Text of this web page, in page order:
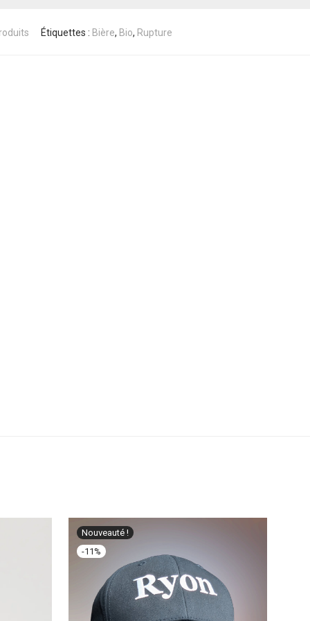
Étiquettes : Bière, Bio, Rupture
Nouveauté !
-11 %